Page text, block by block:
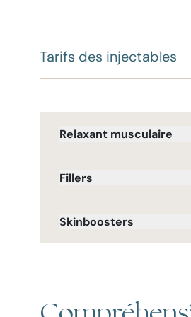
Tarifs des injectables
Relaxant musculaire
Fillers
Skinboosters